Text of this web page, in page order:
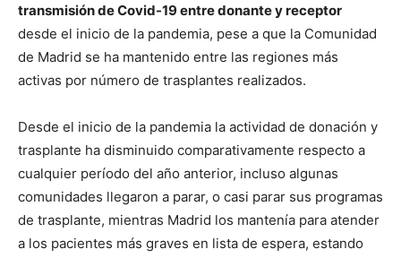
transmisión de Covid-19 entre donante y receptor
desde el inicio de la pandemia, pese a que la Comunidad
de Madrid se ha mantenido entre las regiones más
activas por número de trasplantes realizados.
Desde el inicio de la pandemia la actividad de donación y
trasplante ha disminuido comparativamente respecto a
cualquier período del año anterior, incluso algunas
comunidades llegaron a parar, o casi parar sus programas
de trasplante, mientras Madrid los mantenía para atender
a los pacientes más graves en lista de espera, estando